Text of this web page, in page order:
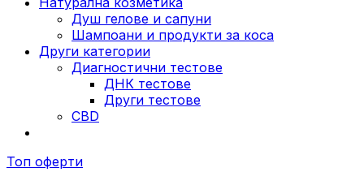
Душ гелове и сапуни
Шампоани и продукти за коса
Други категории
Диагностични тестове
ДНК тестове
Други тестове
CBD
Топ оферти